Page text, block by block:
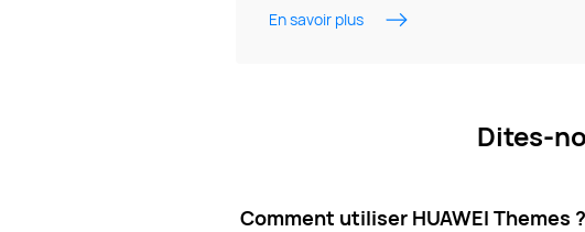
En savoir plus
Dites-
Comment utiliser HUAWEI Themes ?